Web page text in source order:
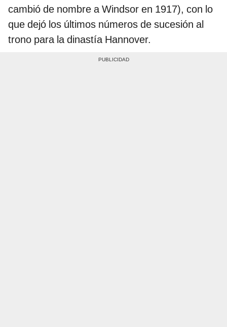
cambió de nombre a Windsor en 1917), con lo
que dejó los últimos números de sucesión al
trono para la dinastía Hannover.